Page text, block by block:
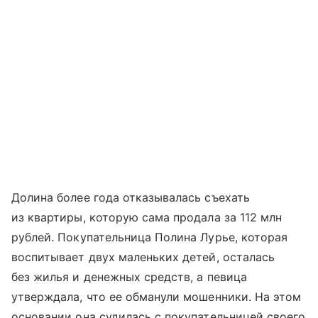
Долина более года отказывалась съехать
из квартиры, которую сама продала за 112 млн
рублей. Покупательница Полина Лурье, которая
воспитывает двух маленьких детей, осталась
без жилья и денежных средств, а певица
утверждала, что ее обманули мошенники. На этом